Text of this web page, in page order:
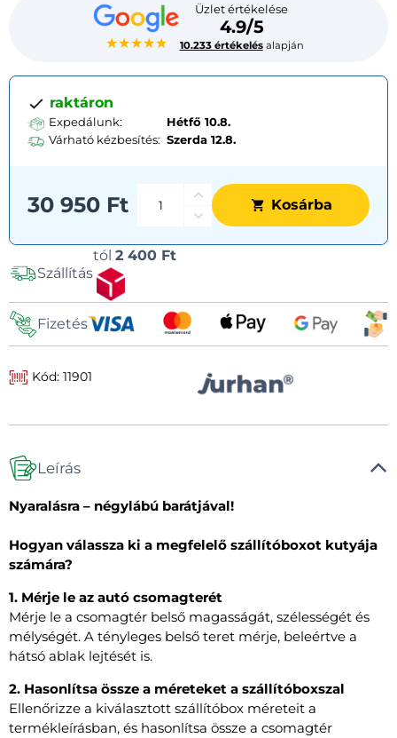
★★★★★
Üzlet értékelése
4.9/5
10.233 értékelésalapján
raktáron
Expedálunk:
Hétfő 10.8.
Várható kézbesítés: Szerda 12.8.
30 950 Ft Kosárba
Szállítás
tól 2 400 Ft
Fizetés
Kód: 11901
Leírás
Nyaralásra – négylábú barátjával!
Hogyan válassza ki a megfelelő szállítóboxot kutyája
számára?
1. Mérje le az autó csomagterét
Mérje le a csomagtér belső magasságát, szélességét és
mélységét. A tényleges belső teret mérje, beleértve a
hátsó ablak lejtését is.
2. Hasonlítsa össze a méreteket a szállítóboxszal
Ellenőrizze a kiválasztott szállítóbox méreteit a
termékleírásban, és hasonlítsa össze a csomagtér